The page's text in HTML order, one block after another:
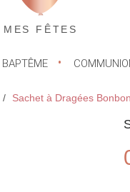
MES FÊTES
BAPTÊME
Sachet à Dragées